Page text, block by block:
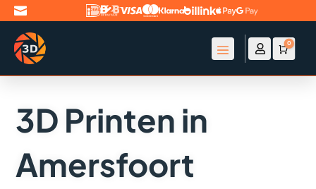

 Account
0
3D Printen in
Amersfoort